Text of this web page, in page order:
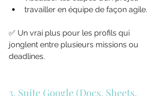
travailler en équipe de façon agile.
✅ Un vrai plus pour les profils qui
jonglent entre plusieurs missions ou
deadlines.
3. Suite Google (Docs, Sheets,